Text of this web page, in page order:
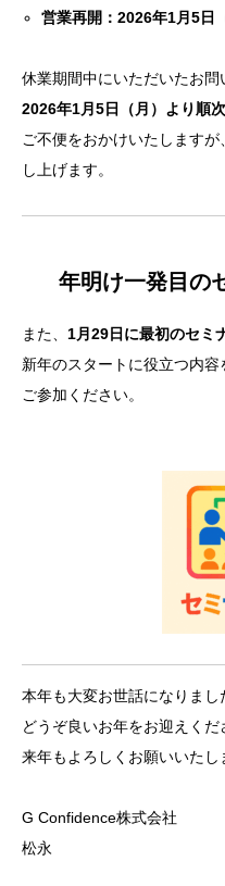
営業再開：2026年1月5日
休業期間中にいただいたお問
2026年1月5日（月）より順
ご不便をおかけいたします
し上げます。
年明け一発目の
また、 1月29日に最初のセミ
新年のスタートに役立つ内
ご参加ください。
本年も大変お世話になりまし
どうぞ良いお年をお迎えくだ
来年もよろしくお願いいたし
G Confidence株式会社
松永